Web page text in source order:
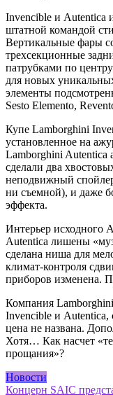
Invencible и Autentica
штатной командой
Вертикальные фары
трехсекционные
патрубками по
для новых
элементы
Sesto Elemento,
Купе Lamborghini
установленное на
Lamborghini Autentica
сделали два
неподвижный
ни съемной), и даже
эффекта.
Интерьер исходного
Autentica лишены
сделана ниша для
климат-контроля
приборов изменена.
Компания
Invencible и Autentica,
цена не названа.
Хотя… Как насчет
прощания»?
Новости
Концерн SAIC